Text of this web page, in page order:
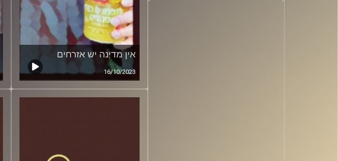
אין מדינה יש אזרחים
16/10/2023